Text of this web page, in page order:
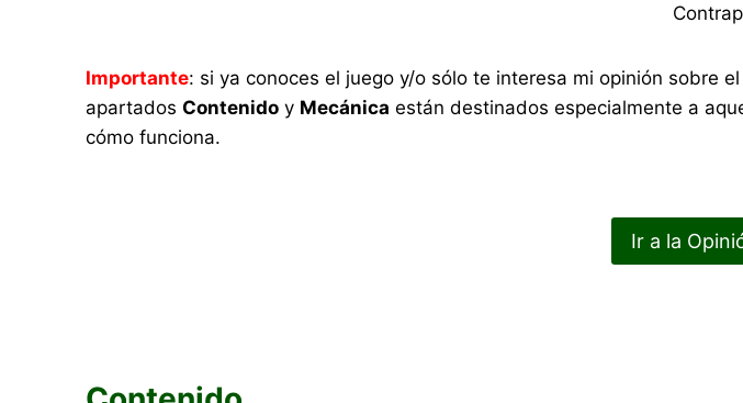
Importante: si ya conoces el juego y/o sólo te interesa mi opinión sobre
apartadosContenido y Mecánica están destinados especialmente a
cómo funciona.
Ir a la